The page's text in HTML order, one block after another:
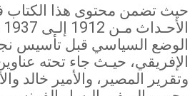
حيث تضمن محتوى هذا الكتاب
الأحـداث مـن 1912 إلـى
1937
الوضع السياسي قبل تأسيس
الإفريقي، حيـث جاء تحته
وتقرير المصير، والأمير خالد